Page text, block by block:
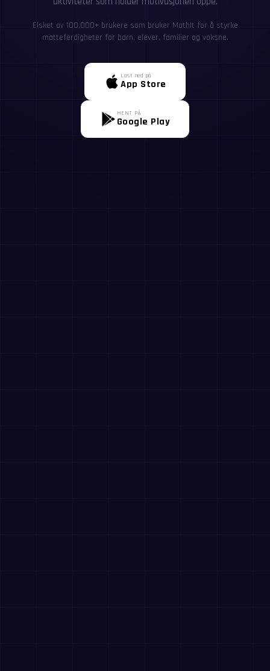
Elsket av 100,000+ brukere som bruker MathIt for å styrke
matteferdigheter for barn, elever, familier og voksne.
Last ned på
App Store
HENT PÅ
Google Play